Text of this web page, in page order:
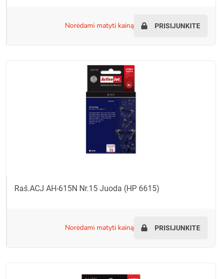
norėdami matyti kainą PRISIJUNKITE
Raš.ACJ AH-615N Nr.15 Juoda (HP 6615)
norėdami matyti kainą PRISIJUNKITE